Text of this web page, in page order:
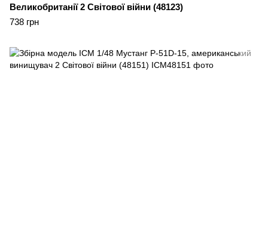
Великобританії 2 Світової війни (48123)
738 грн